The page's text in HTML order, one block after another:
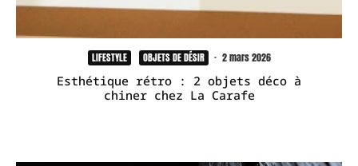
LIFESTYLE OBJETS DE DÉSIR · 2 mars 2026
Esthétique rétro : 2 objets déco à
chiner chez La Carafe